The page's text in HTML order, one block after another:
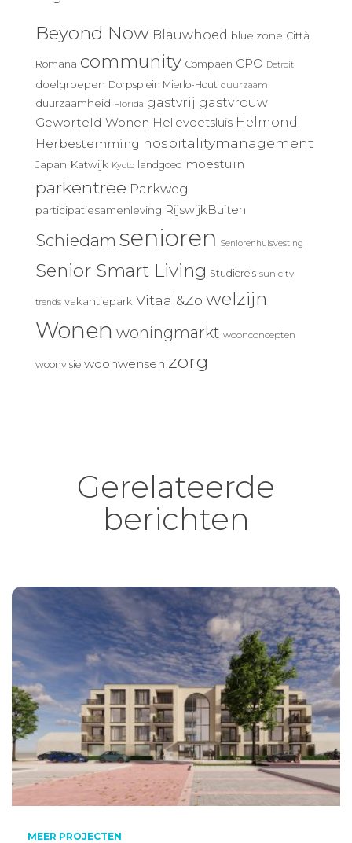
Beyond Now Blauwhoed blue zone Città
Romana community Compaen CPO Detroit
doelgroepen Dorpsplein Mierlo-Hout duurzaam
duurzaamheid Florida gastvrij gastvrouw
Geworteld Wonen Hellevoetsluis Helmond
Herbestemming hospitalitymanagement
Japan Katwijk Kyoto landgoed moestuin
parkentree Parkweg
participatiesamenleving RijswijkBuiten
Schiedam senioren Seniorenhuisvesting
Senior Smart Living Studiereis sun city
trends vakantiepark Vitaal&Zo welzijn
Wonen woningmarkt woonconcepten
woonvisie woonwensen zorg
Gerelateerde
berichten
MEER PROJECTEN